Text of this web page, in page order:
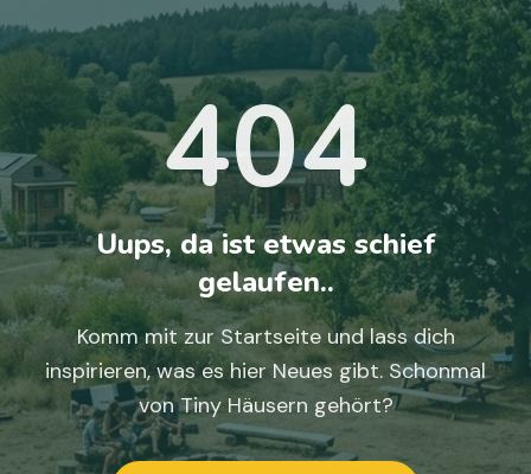
404
Uups, da ist etwas schief
gelaufen..
Komm mit zur Startseite und lass dich
inspirieren, was es hier Neues gibt. Schonmal
von Tiny Häusern gehört?